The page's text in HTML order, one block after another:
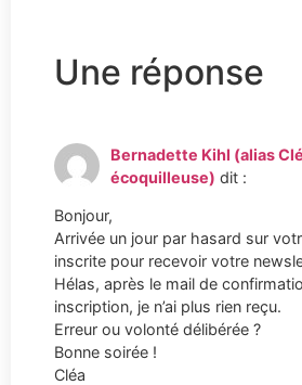
Une réponse
Bernadette Kihl (alias
écoquilleuse) dit :
Bonjour,
Arrivée un jour par hasard sur
inscrite pour recevoir votre
Hélas, après le mail de
inscription, je n’ai plus rien reçu.
Erreur ou volonté délibérée ?
Bonne soirée !
Cléa